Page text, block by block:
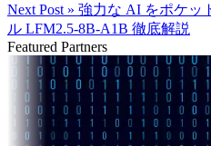
Next Post » 強力な AI をポケッ
ル LFM2.5-8B-A1B 徹底解説
Featured Partners